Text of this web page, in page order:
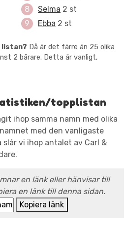
Selma 2 st
Ebba 2 st
listan? Då är det färre än 25 olika
2 bärare. Detta är vanligt,
topplistan
ihop samma namn med olika
med den vanligaste
vi ihop antalet av Carl &
en länk eller hänvisar till
en länk till denna sidan.
Kopiera länk